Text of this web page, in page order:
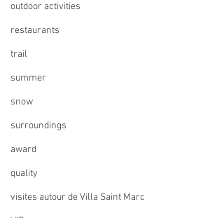
outdoor activities
restaurants
trail
summer
snow
surroundings
award
quality
visites autour de Villa Saint Marc